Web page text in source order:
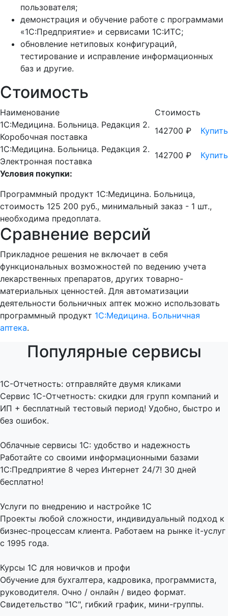
пользователя;
демонстрация и обучение работе с программами
«1С:Предприятие» и сервисами 1С:ИТС;
обновление нетиповых конфигураций,
тестирование и исправление информационных
баз и другие.
Стоимость
Наименование
Стоимость
1С:Медицина. Больница. Редакция 2.
Коробочная поставка
142700 ₽
Купить
1С:Медицина. Больница. Редакция 2.
Электронная поставка
142700 ₽
Купить
Условия покупки:
Программный продукт 1С:Медицина. Больница,
стоимость 125 200 руб., минимальный заказ - 1 шт.,
необходима предоплата.
Сравнение версий
Прикладное решения не включает в себя
функциональных возможностей по ведению учета
лекарственных препаратов, других товарно-
материальных ценностей. Для автоматизации
деятельности больничных аптек можно использовать
программный продукт 1С:Медицина. Больничная
аптека.
Популярные сервисы
1C-Отчетность: отправляйте двумя кликами
Сервис 1С-Отчетность: скидки для групп компаний и
ИП + бесплатный тестовый период! Удобно, быстро и
без ошибок.
Облачные сервисы 1С: удобство и надежность
Работайте со своими информационными базами
1С:Предприятие 8 через Интернет 24/7! 30 дней
бесплатно!
Услуги по внедрению и настройке 1С
Проекты любой сложности, индивидуальный подход к
бизнес-процессам клиента. Работаем на рынке it-услуг
с 1995 года.
Курсы 1С для новичков и профи
Обучение для бухгалтера, кадровика, программиста,
руководителя. Очно / онлайн / видео формат.
Свидетельство "1С", гибкий график, мини-группы.